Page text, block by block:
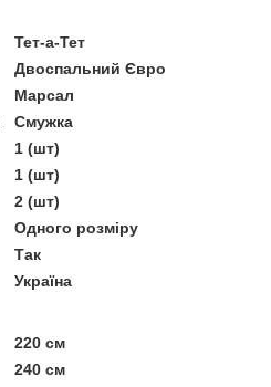
Тет-а-Тет
Двоспальний Євро
Марсал
Смужка
1 (шт)
1 (шт)
2 (шт)
Одного розміру
Так
Україна
220 см
240 см